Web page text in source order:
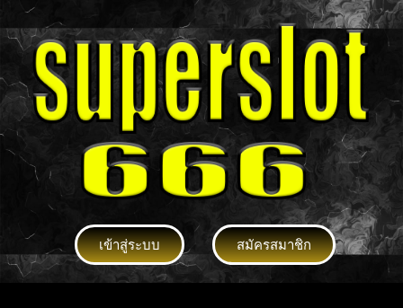
เข้าสู่ระบบ สมัครสมาชิก